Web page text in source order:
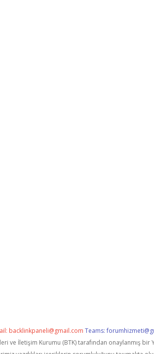
backlinkpaneli@gmail.com Teams:
ve İletişim Kurumu (BTK) tarafından